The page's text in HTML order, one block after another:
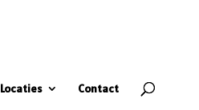
Locaties Contact